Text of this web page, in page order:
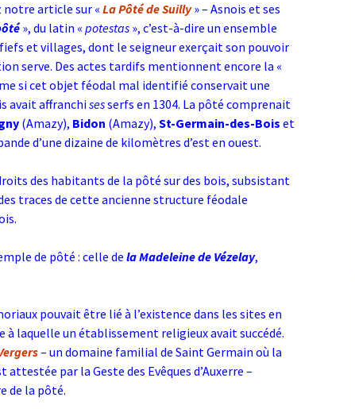
notre article sur « La Pôté de Suilly » – Asnois et ses
», du latin « potestas », c’est-à-dire un ensemble
et villages, dont le seigneur exerçait son pouvoir
serve. Des actes tardifs mentionnent encore la «
si cet objet féodal mal identifié conservait une
avait affranchisesserfs en 1304. La pôté comprenait
(Amazy), Bidon (Amazy), St-Germain-des-Bois et
d’une dizaine de kilomètres d’est en ouest.
des habitants de la pôté sur des bois, subsistant
traces de cette ancienne structure féodale
de pôté : celle de la Madeleine de Vézelay,
pouvait être lié à l’existence dans les sites en
laquelle un établissement religieux avait succédé.
– un domaine familial de Saint Germain où la
par la Geste des Evêques d’Auxerre –
de la pôté.